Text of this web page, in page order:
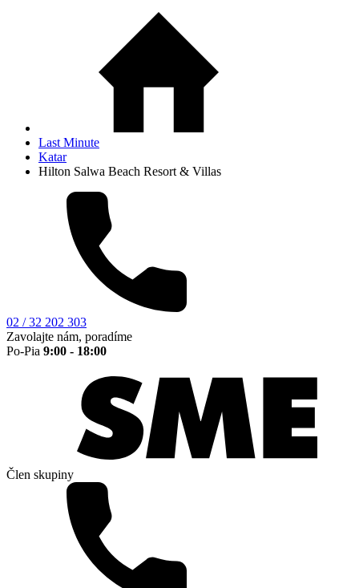
Last Minute
Katar
Hilton Salwa Beach Resort & Villas
02 / 32 202 303
Zavolajte nám, poradíme
Po-Pia 9:00 - 18:00
Člen skupiny